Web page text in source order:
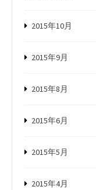
2015年10月
2015年9月
2015年8月
2015年6月
2015年5月
2015年4月